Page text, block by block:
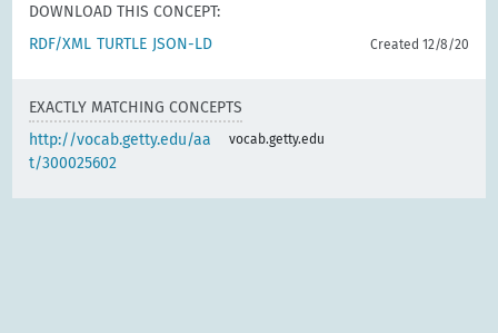
DOWNLOAD THIS CONCEPT:
RDF/XML TURTLE JSON-LD Created 12/8/20
EXACTLY MATCHING CONCEPTS
http://vocab.getty.edu/aa
t/300025602
vocab.getty.edu